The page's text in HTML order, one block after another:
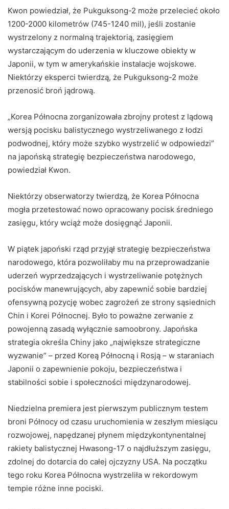
Kwon powiedział, że Pukguksong-2 może przelecieć około
1200-2000 kilometrów (745-1240 mil), jeśli zostanie
wystrzelony z normalną trajektorią, zasięgiem
wystarczającym do uderzenia w kluczowe obiekty w
Japonii, w tym w amerykańskie instalacje wojskowe.
Niektórzy eksperci twierdzą, że Pukguksong-2 może
przenosić broń jądrową.
„Korea Północna zorganizowała zbrojny protest z lądową
wersją pocisku balistycznego wystrzeliwanego z łodzi
podwodnej, który może szybko wystrzelić w odpowiedzi”
na japońską strategię bezpieczeństwa narodowego,
powiedział Kwon.
Niektórzy obserwatorzy twierdzą, że Korea Północna
mogła przetestować nowo opracowany pocisk średniego
zasięgu, który wciąż może dosięgnąć Japonii.
W piątek japoński rząd przyjął strategię bezpieczeństwa
narodowego, która pozwoliłaby mu na przeprowadzanie
uderzeń wyprzedzających i wystrzeliwanie potężnych
pocisków manewrujących, aby zapewnić sobie bardziej
ofensywną pozycję wobec zagrożeń ze strony sąsiednich
Chin i Korei Północnej. Było to poważne zerwanie z
powojenną zasadą wyłącznie samoobrony. Japońska
strategia określa Chiny jako „największe strategiczne
wyzwanie” – przed Koreą Północną i Rosją – w staraniach
Japonii o zapewnienie pokoju, bezpieczeństwa i
stabilności sobie i społeczności międzynarodowej.
Niedzielna premiera jest pierwszym publicznym testem
broni Północy od czasu uruchomienia w zeszłym miesiącu
rozwojowej, napędzanej płynem międzykontynentalnej
rakiety balistycznej Hwasong-17 o najdłuższym zasięgu,
zdolnej do dotarcia do całej ojczyzny USA. Na początku
tego roku Korea Północna wystrzeliła w rekordowym
tempie różne inne pociski.